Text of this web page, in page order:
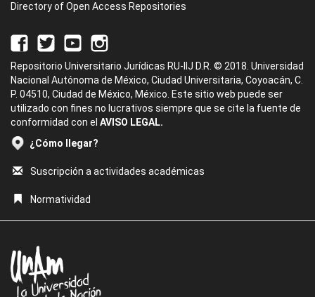
Directory of Open Access Repositories
Repositorio Universitario Jurídicas RU-IIJ D.R. © 2018. Universidad
Nacional Autónoma de México, Ciudad Universitaria, Coyoacán, C.
P. 04510, Ciudad de México, México. Este sitio web puede ser
utilizado con fines no lucrativos siempre que se cite la fuente de
conformidad con el AVISO LEGAL.
¿Cómo llegar?
Suscripción a actividades académicas
Normatividad